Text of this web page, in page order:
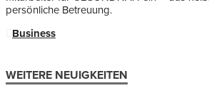
persönliche Betreuung.
Business
WEITERE NEUIGKEITEN